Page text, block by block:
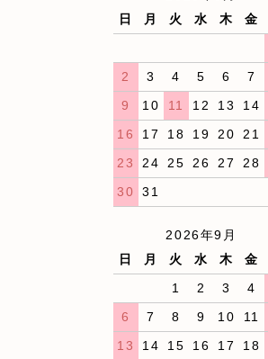
日
月 火 水 木 金
2
3 4 5 6 7
9
10 11 12 13 14
16
17 18 19 20 21
23
24 25 26 27 28
30
31
2026年9月
日
月 火 水 木 金
1
2 3 4
6
7 8 9 10 11
13
14 15 16 17 18